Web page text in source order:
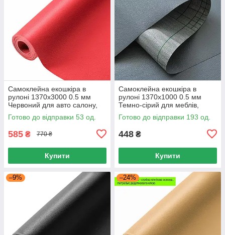
Самоклейна екошкіра в
рулоні 1370х3000 0.5 мм
Червоний для авто салону,
екошкіра в рулоні 1370х3000
0.5 мм
Готово до відправки 53 од.
585 ₴ 770 ₴
Купити
Самоклейна екошкіра в
рулоні 1370х1000 0.5 мм
Темно-сірий для меблів,
Ремонт меблів та автосалону
Готово до відправки 193 од.
448 ₴
Купити
–9% –24%